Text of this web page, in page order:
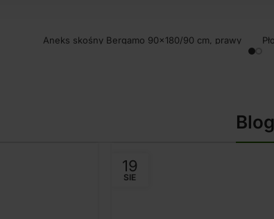
Aneks skośny Bergamo 90×180/90 cm, prawy
Blog
19
SIE